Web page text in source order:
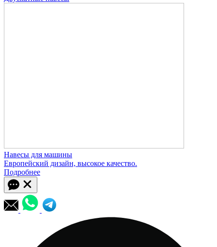
Навесы для машины
Европейский дизайн, высокое качество.
Подробнее